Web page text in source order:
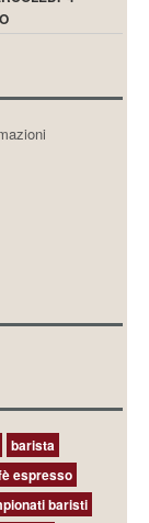
barista
espresso
baristi